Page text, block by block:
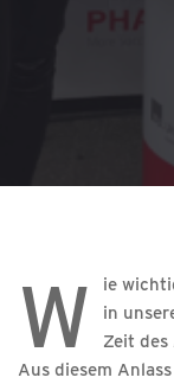
W
ie
in
Zeit
Aus diesem